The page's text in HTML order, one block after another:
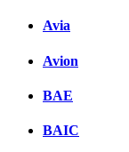
Avia
Avion
BAE
BAIC